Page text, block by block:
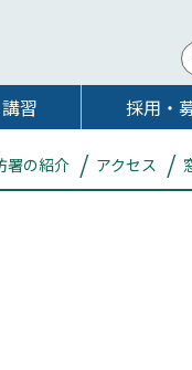
習 採用・
署の紹介 アクセス